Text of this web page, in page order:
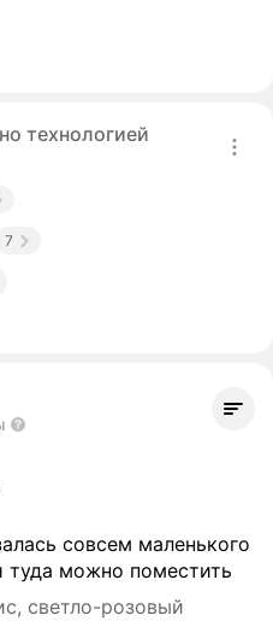
технологией
7
совсем маленького
туда можно поместить
светло-розовый